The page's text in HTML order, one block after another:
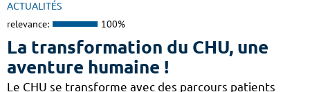
ACTUALITÉS
relevance: 100%
La transformation du CHU, une
aventure humaine !
Le CHU se transforme avec des parcours patients